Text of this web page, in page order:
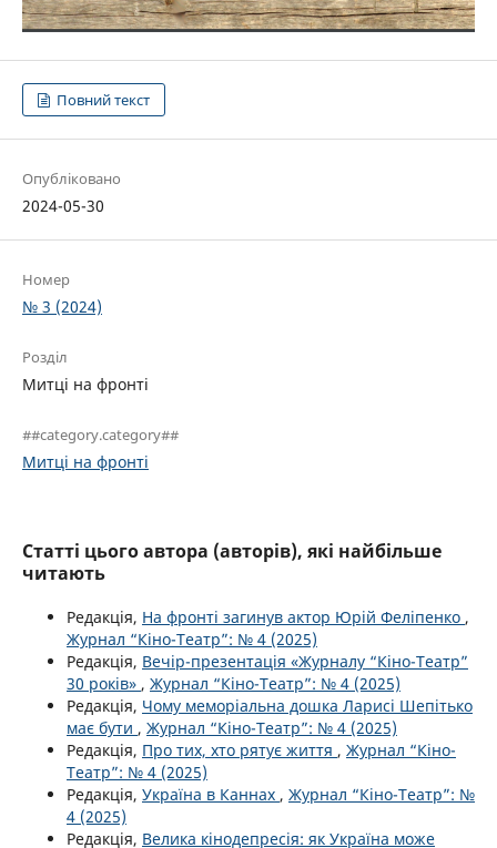
Повний текст
Опубліковано
2024-05-30
Номер
№ 3 (2024)
Розділ
Митці на фронті
##category.category##
Митці на фронті
Статті цього автора (авторів), які найбільше
читають
Редакція, На фронті загинув актор Юрій Феліпенко ,
Журнал “Кіно-Театр”: № 4 (2025)
Редакція, Вечір-презентація «Журналу “Кіно-Театр”
30 років» , Журнал “Кіно-Театр”: № 4 (2025)
Редакція, Чому меморіальна дошка Ларисі Шепітько
має бути , Журнал “Кіно-Театр”: № 4 (2025)
Редакція, Про тих, хто рятує життя , Журнал “Кіно-
Театр”: № 4 (2025)
Редакція, Україна в Каннах , Журнал “Кіно-Театр”: №
4 (2025)
Редакція, Велика кінодепресія: як Україна може